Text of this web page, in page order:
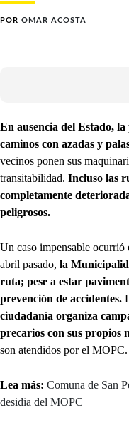
POR OMAR ACOSTA
En ausencia del Estado,
caminos con azadas y
vecinos ponen sus
transitabilidad. Incluso las
completamente
peligrosos.
Un caso impensable ocurrió
abril pasado, la
ruta; pese a estar
prevención de accidentes.
ciudadanía organiza
precarios con sus propios
son atendidos por el MOPC.
Lea más: Comuna de San
desidia del MOPC